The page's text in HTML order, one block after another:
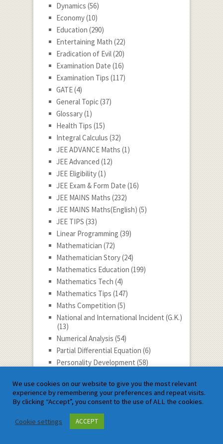
Dynamics (56)
Economy(10)
Education (290)
Entertaining Math (22)
Eradication of Evil(20)
Examination Date (16)
Examination Tips (117)
GATE(4)
General Topic(37)
Glossary(1)
Health Tips (15)
Integral Calculus (32)
JEE ADVANCE Maths (1)
JEE Advanced (12)
JEE Eligibility(1)
JEE Exam & Form Date (16)
JEE MAINS Maths (232)
JEE MAINS Maths(English) (5)
JEE TIPS (33)
Linear Programming (39)
Mathematician (72)
Mathematician Story(24)
Mathematics Education (199)
Mathematics Tech (4)
Mathematics Tips (147)
Maths Competition (5)
National and International Incident (G.K.)
(13)
Numerical Analysis (54)
Partial Differential Equation (6)
Personality Development (58)
Quantitative Aptitude(47)
Real Analysis(26)
Slide show(8)
We use cookies on our website to give you the most relevant
experience by remembering your preferences and repeat visits.
By clicking “Accept”, you consent to the use of ALL the cookies.
Cookie settings ACCEPT